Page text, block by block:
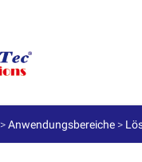
>Anwendungsbereiche >